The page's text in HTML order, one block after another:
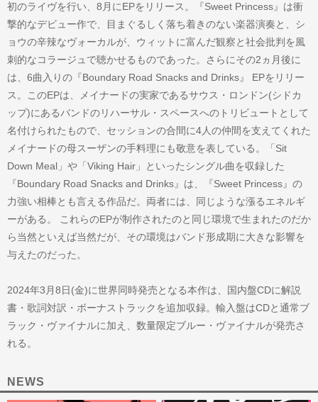
初のライヴを行い、8月にEPをリリース。『Sweet Princess』は衝
撃的なデビュー作で、目まぐるしく落ち着きのない楽器演奏と、シ
ョウの辛辣なヴォーカルが、ウィットに富んだ観察と社会批判を風
刺的なコラージュで聴かせるものであった。さらにその2ヵ月後に
は、6曲入りの『Boundary Road Snacks and Drinks』 EPをリリー
ス。このEPは、メイナードの実家であるサウス・ロンドン(シドカ
ップ)にあるバンドのリハーサル・スペースへのトリビュートとして
名付けられたもので、セッションの合間に4人の仲間を支えてくれた
メイナードの母スーザンの手料理にも敬意を表している。「Sit
Down Meal」や「Viking Hair」といったシングル曲を収録した
『Boundary Road Snacks and Drinks』は、『Sweet Princess』の
力強い相棒とも言える作品だ。両者には、同じような漲るエネルギ
ーがある。 これらのEPが制作されたのと同じ環境で生まれたのだか
ら当然といえば当然だが、その環境はバンド形成期に大きな影響を
与えたのだった。
2024年3月8日(金)に世界同時発売となる本作は、国内盤CDに解説
書・歌詞対訳・ボーナストラックを追加収録。輸入盤はCDと通常ブ
ラック・ヴァイナルに加え、数量限定ブルー・ヴァイナルが発売さ
れる。
NEWS